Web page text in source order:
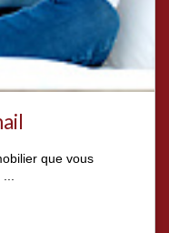
que vous
...